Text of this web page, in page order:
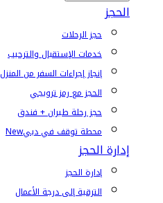
الحجز
حجز الرحلات
خدمات الإستقبال والترحيب
إنجاز إجراءات السفر من المنزل
الحجز مع رمز ترويجي
حجز رحلة طيران + فندق
محطة توقف في دبيNew
إدارة الحجز
إدارة الحجز
الترقية إلى درجة الأعمال